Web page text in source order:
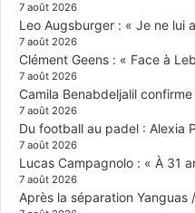
7 août 2026
Leo Augsburger : « Je ne lui
7 août 2026
Clément Geens : « Face à
7 août 2026
Camila Benabdeljalil
7 août 2026
Du football au padel : Alexia
7 août 2026
Lucas Campagnolo : « À 31
7 août 2026
Après la séparation